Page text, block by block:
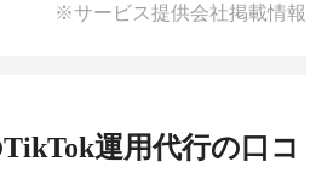
※サービス提供会社掲載情報
運用代行の口コ